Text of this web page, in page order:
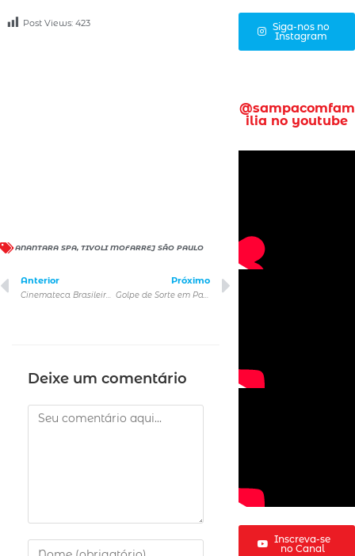
Post Views: 423
ANANTARA SPA, TIVOLI MOFARREJ SÃO PAULO
Anterior
Cinemateca Brasileira celebra em mostra o aniversário de 50 anos de filmes importantes para a história do cinema
Próximo
Golpe de Sorte em Paris
Deixe um comentário
Siga-nos no
Instagram
@sampacomfam
ilia no youtube
Inscreva-se
no Canal